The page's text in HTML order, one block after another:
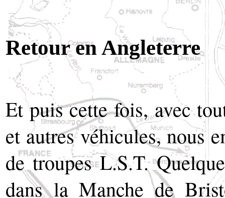
Retour en Angleterre
Et puis cette fois, avec
et autres véhicules, nous
de troupes L.S.T.
dans la Manche de